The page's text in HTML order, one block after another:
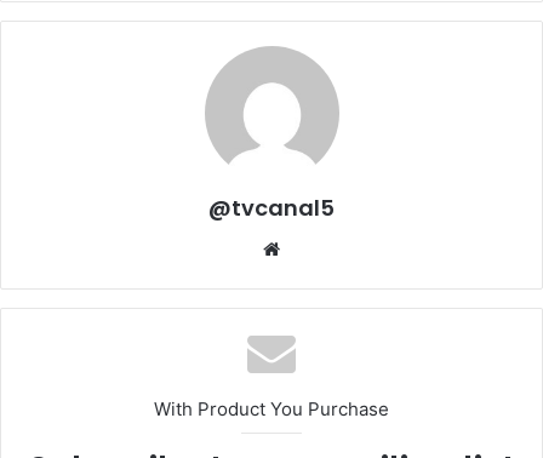
@tvcanal5
With Product You Purchase